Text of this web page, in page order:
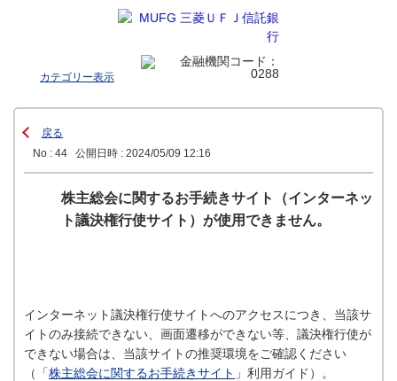
カテゴリー表示
戻る
No : 44
公開日時 : 2024/05/09 12:16
株主総会に関するお手続きサイト（インターネッ
ト議決権行使サイト）が使用できません。
インターネット議決権行使サイトへのアクセスにつき、当該サ
イトのみ接続できない、画面遷移ができない等、議決権行使が
できない場合は、当該サイトの推奨環境をご確認ください
（「株主総会に関するお手続きサイト 」利用ガイド）。